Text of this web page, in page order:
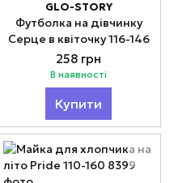
GLO-STORY
Футболка на дівчинку
Серце в квіточку 116-146
258 грн
В наявності
Купити